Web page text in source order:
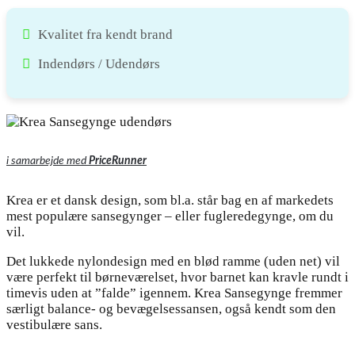
Kvalitet fra kendt brand
Indendørs / Udendørs
i samarbejde medPriceRunner
Krea er et dansk design, som bl.a. står bag en af markedets
mest populære sansegynger – eller fugleredegynge, om du
vil.
Det lukkede nylondesign med en blød ramme (uden net) vil
være perfekt til børneværelset, hvor barnet kan kravle rundt i
timevis uden at ”falde” igennem. Krea Sansegynge fremmer
særligt balance- og bevægelsessansen, også kendt som den
vestibulære sans.